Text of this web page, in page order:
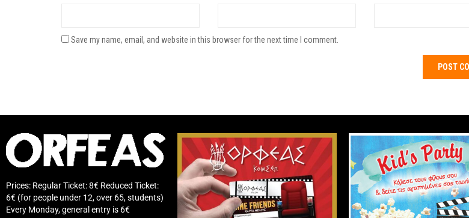
Save my name, email, and website in this browser for the next time I comment.
Prices: Regular Ticket: 8€ Reduced Ticket:
6€ (for people under 12, over 65, students)
Every Monday, general entry is 6€